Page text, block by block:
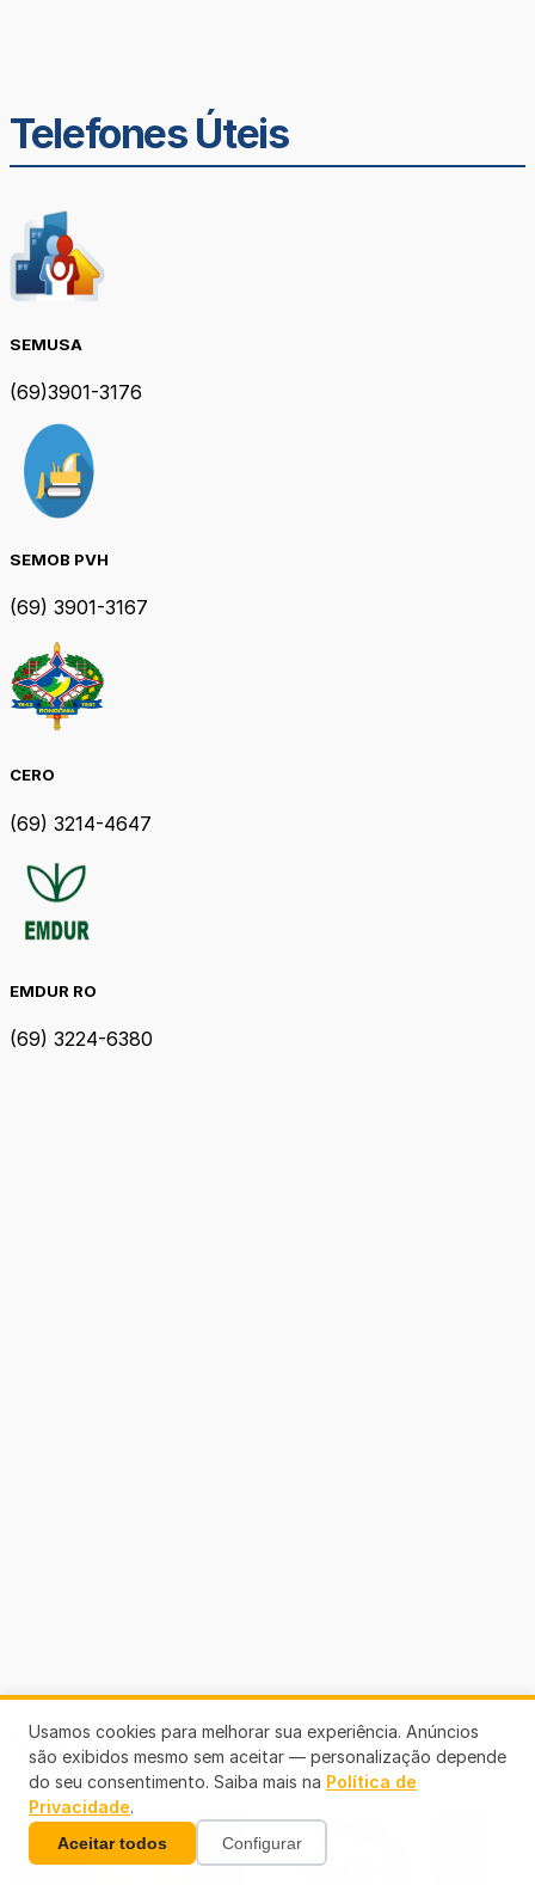
Telefones Úteis
SEMUSA
(69)3901-3176
SEMOB PVH
(69) 3901-3167
CERO
(69) 3214-4647
EMDUR RO
(69) 3224-6380
Veja +
Usamos cookies para melhorar sua experiência. Anúncios
são exibidos mesmo sem aceitar — personalização depende
do seu consentimento. Saiba mais na Política de
Privacidade.
Aceitar todos Configurar